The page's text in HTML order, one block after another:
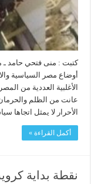
كتبت : منى فتحي حامد ـ
أوضاع مصر السياسية
الأغلبية العددية من
عانت من الظلم والحرمان
الأحرار لا يمثل اتجاها
أكمل القراءة »
نقطة بداية